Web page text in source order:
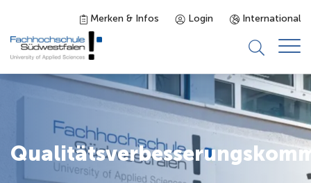
Merken & Infos Login International
Studieninteressierte
Studienangebot